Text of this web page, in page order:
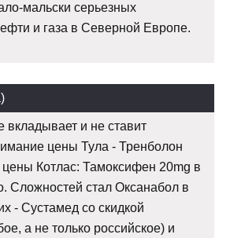
мальски серьезных
и газа в Северной Европе.
вкладывает и не ставит
цены Тула - Тренболон
цены Котлас: Тамоксифен 20mg в
Сложностей стал Оксанабол в
- Сустамед со скидкой
а не только российское) и